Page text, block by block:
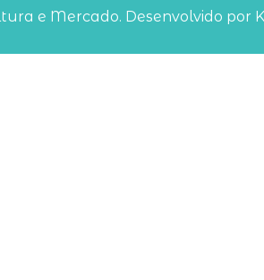
e Mercado. Desenvolvido por